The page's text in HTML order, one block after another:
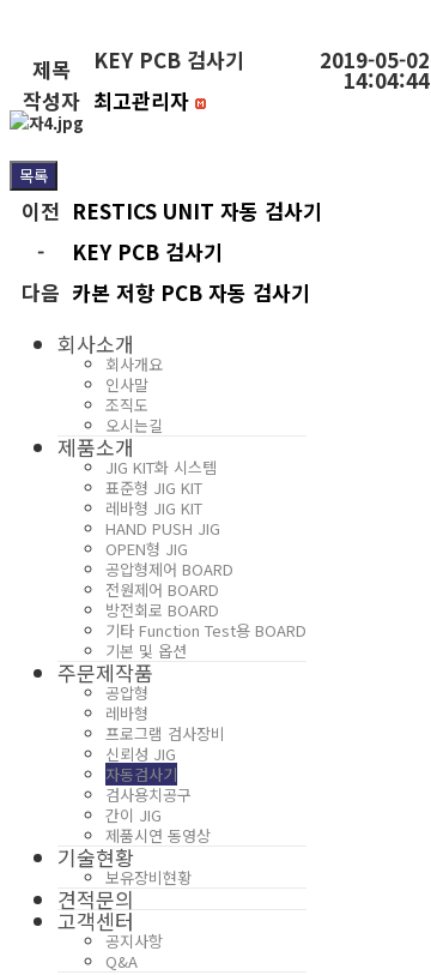
제목 KEY PCB 검사기 2019-05-02
14:04:44
작성자 최고관리자
목록
이전 RESTICS UNIT 자동 검사기
-
KEY PCB 검사기
다음 카본 저항 PCB 자동 검사기
회사소개
회사개요
인사말
조직도
오시는길
제품소개
JIG KIT화 시스템
표준형 JIG KIT
레바형 JIG KIT
HAND PUSH JIG
OPEN형 JIG
공압형제어 BOARD
전원제어 BOARD
방전회로 BOARD
기타 Function Test용 BOARD
기본 및 옵션
주문제작품
공압형
레바형
프로그램 검사장비
신뢰성 JIG
자동검사기
검사용치공구
간이 JIG
제품시연 동영상
기술현황
보유장비현황
견적문의
고객센터
공지사항
Q&A